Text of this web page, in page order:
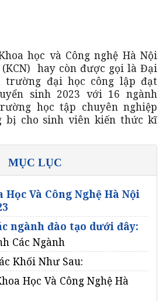
học và Công nghệ Hà Nội
hay còn được gọi là Đại
trường đại học công lập đạt
sinh 2023 với 16 ngành
học tập chuyên nghiệp
bị cho sinh viên kiến thức kĩ
MỤC LỤC
Học Và Công Nghệ Hà Nội
ngành đào tạo dưới đây:
Các Ngành
Khối Như Sau:
Học Và Công Nghệ Hà